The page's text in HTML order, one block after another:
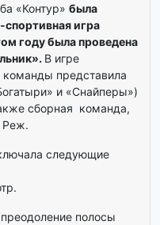
«Контур» была
спортивная игра
году была проведена
В игре
представила
и «Снайперы»)
сборная команда,
Реж.
следующие
полосы